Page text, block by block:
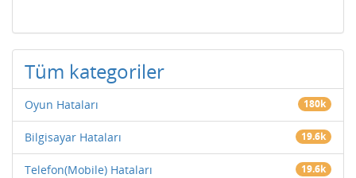
Tüm kategoriler
Oyun Hataları 180k
Bilgisayar Hataları 19.6k
Telefon(Mobile) Hataları 19.6k